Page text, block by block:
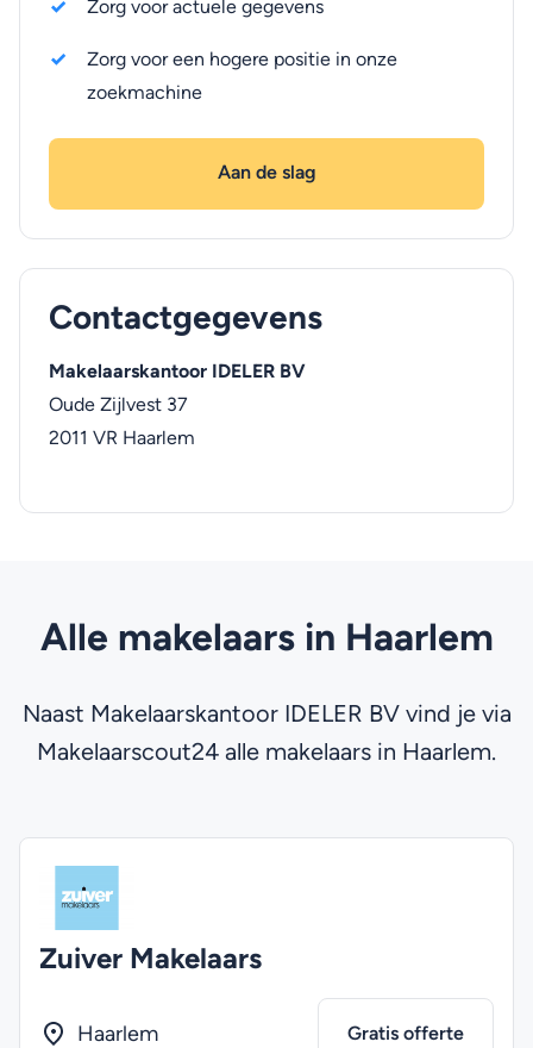
Zorg voor actuele gegevens
Zorg voor een hogere positie in onze
zoekmachine
Aan de slag
Contactgegevens
Makelaarskantoor IDELER BV
Oude Zijlvest 37
2011 VR Haarlem
Alle makelaars in Haarlem
Naast Makelaarskantoor IDELER BV vind je via
Makelaarscout24 alle makelaars in Haarlem.
Zuiver Makelaars
Haarlem Gratis offerte